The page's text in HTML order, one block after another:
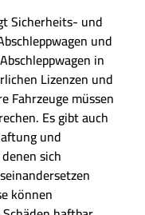
Sicherheits- und
und
in
Lizenzen und
Fahrzeuge müssen
Es gibt auch
und
sich
können